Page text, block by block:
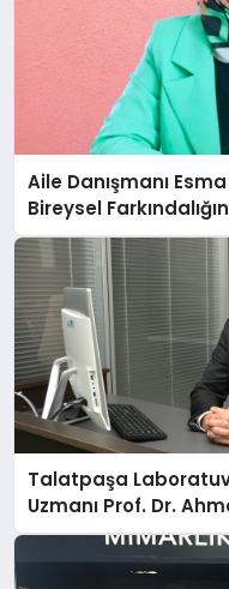
Aile Danışmanı
Bireysel
Anlatıyor
Talatpaşa
Uzmanı Prof. Dr.